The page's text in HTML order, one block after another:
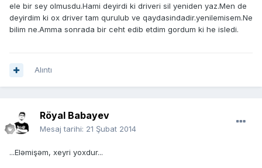
ele bir sey olmusdu.Hami deyirdi ki driveri sil yeniden yaz.Men de
deyirdim ki ox driver tam qurulub ve qaydasindadir.yenilemisem.Ne
bilim ne.Amma sonrada bir ceht edib etdim gordum ki he isledi.
Alıntı
Röyal Babayev
Mesaj tarihi: 21 Şubat 2014
...Eləmişəm, xeyri yoxdur...